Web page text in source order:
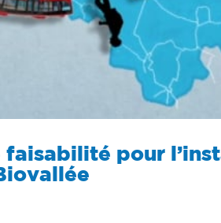
pour